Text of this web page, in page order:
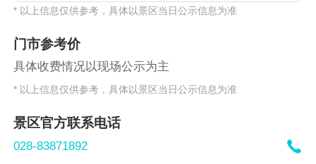
* 以上信息仅供参考，具体以景区当日公示信息为准
门市参考价
具体收费情况以现场公示为主
* 以上信息仅供参考，具体以景区当日公示信息为准
景区官方联系电话
028-83871892 